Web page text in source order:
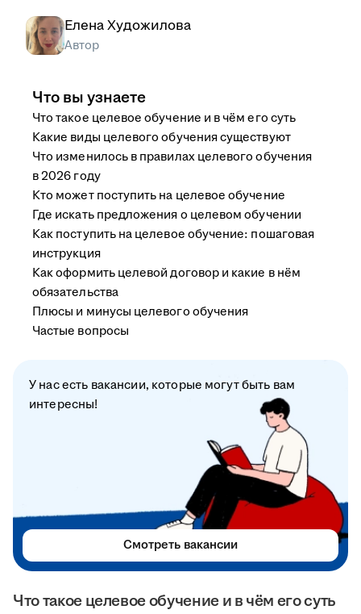
Что такое целевое обучение и в чём его суть
Елена Художилова
Автор
Что вы узнаете
Что такое целевое обучение и в чём его суть
Какие виды целевого обучения существуют
Что изменилось в правилах целевого обучения
в 2026 году
Кто может поступить на целевое обучение
Где искать предложения о целевом обучении
Как поступить на целевое обучение: пошаговая
инструкция
Как оформить целевой договор и какие в нём
обязательства
Плюсы и минусы целевого обучения
Частые вопросы
У нас есть вакансии, которые могут быть вам
интересны!
Смотреть вакансии